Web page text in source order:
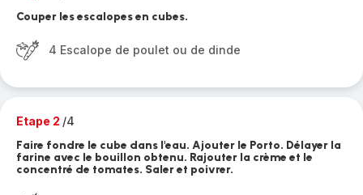
Couper les escalopes en cubes.
4 Escalope de poulet ou de dinde
Etape 2 /4
Faire fondre le cube dans l'eau. Ajouter le Porto. Délayer la
farine avec le bouillon obtenu. Rajouter la crème et le
concentré de tomates. Saler et poivrer.